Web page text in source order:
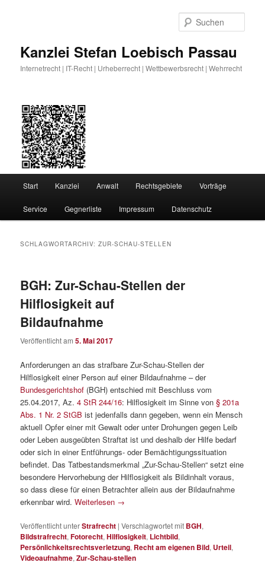
Kanzlei Stefan Loebisch Passau
Internetrecht | IT-Recht | Urheberrecht | Wettbewerbsrecht | Wehrrecht
Start Kanzlei Anwalt Rechtsgebiete Vorträge
Service Gegnerliste Impressum Datenschutz
SCHLAGWORTARCHIV:ZUR-SCHAU-STELLEN
BGH: Zur-Schau-Stellen der
Hilflosigkeit auf
Bildaufnahme
Veröffentlicht am5. Mai 2017
Anforderungen an das strafbare Zur-Schau-Stellen der
Hilflosigkeit einer Person auf einer Bildaufnahme – der
Bundesgerichtshof (BGH) entschied mit Beschluss vom
25.04.2017, Az.4 StR 244/16: Hilflosigkeit im Sinne von§ 201a
Abs. 1 Nr. 2 StGB ist jedenfalls dann gegeben, wenn ein Mensch
aktuell Opfer einer mit Gewalt oder unter Drohungen gegen Leib
oder Leben ausgeübten Straftat ist und deshalb der Hilfe bedarf
oder sich in einer Entführungs- oder Bemächtigungssituation
befindet. Das Tatbestandsmerkmal „Zur-Schau-Stellen“ setzt eine
besondere Hervorhebung der Hilflosigkeit als Bildinhalt voraus,
so dass diese für einen Betrachter allein aus der Bildaufnahme
erkennbar wird.Weiterlesen →
Veröffentlicht unterStrafrecht |Verschlagwortet mit BGH,
Bildstrafrecht,Fotorecht,Hilflosigkeit, Lichtbild,
Persönlichkeitsrechtsverletzung, Recht am eigenen Bild, Urteil,
Videoaufnahme,Zur-Schau-stellen